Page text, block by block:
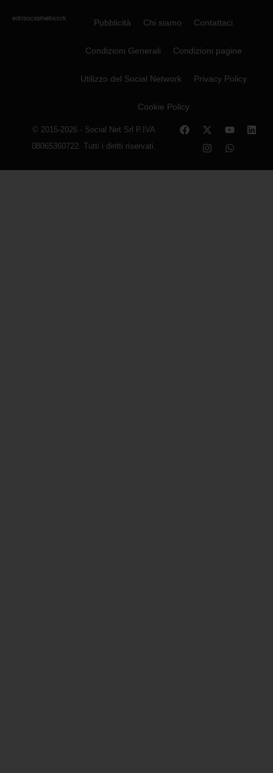
Pubblicità Chi siamo Contattaci
Condizioni Generali Condizioni pagine
Utilizzo del Social Network Privacy Policy
Cookie Policy
© 2015-2026 - Social Net Srl P.IVA
08065360722. Tutti i diritti riservati.